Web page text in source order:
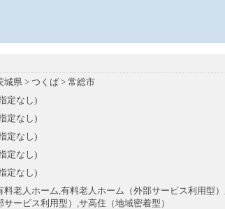
城県 > つくば > 常総市
定なし)
定なし)
定なし)
定なし)
定なし)
料老人ホーム,有料老人ホーム（外部サービス利用型
サービス利用型）,サ高住（地域密着型）